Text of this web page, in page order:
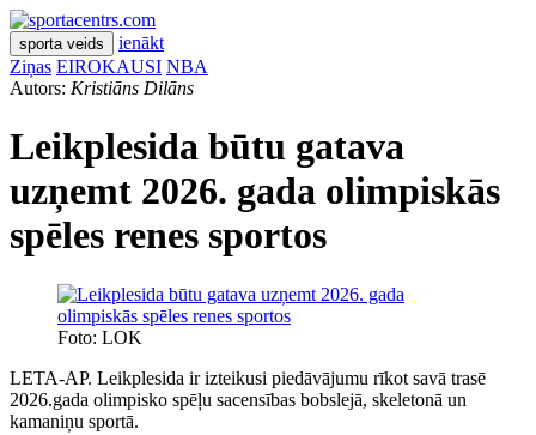
sporta veids
ienākt
Ziņas EIROKAUSI NBA
Autors: Kristiāns Dilāns
Leikplesida būtu gatava
uzņemt 2026. gada olimpiskās
spēles renes sportos
Foto: LOK
LETA-AP. Leikplesida ir izteikusi piedāvājumu rīkot savā trasē
2026.gada olimpisko spēļu sacensības bobslejā, skeletonā un
kamaniņu sportā.